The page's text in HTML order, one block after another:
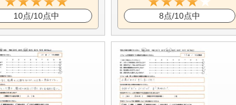
10点/10点中 8点/10点中